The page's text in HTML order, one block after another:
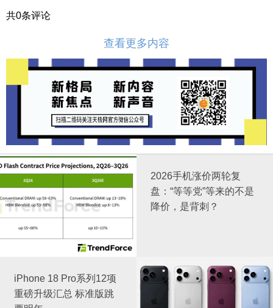
共0条评论
查看更多内容
2026手机涨价两轮复
盘：“等等党”等来的不是
降价，是背刺？
iPhone 18 Pro系列12项
重磅升级汇总 标准版跳